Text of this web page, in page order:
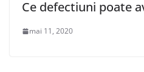
Ce defectiuni poate
mai 11, 2020